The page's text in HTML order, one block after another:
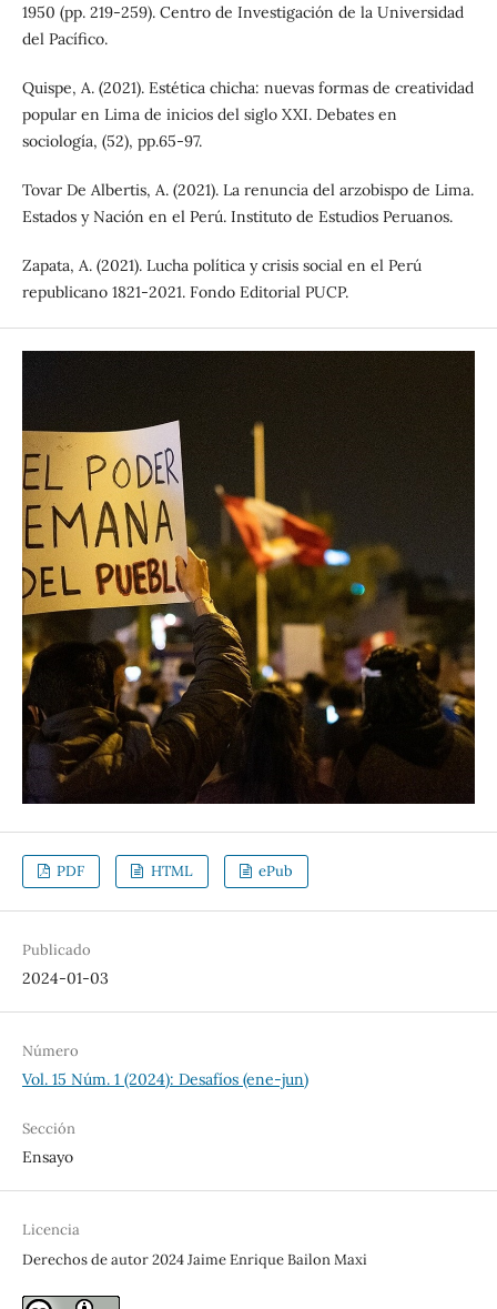
1950 (pp. 219-259). Centro de Investigación de la Universidad
del Pacífico.
Quispe, A. (2021). Estética chicha: nuevas formas de creatividad
popular en Lima de inicios del siglo XXI. Debates en
sociología, (52), pp.65-97.
Tovar De Albertis, A. (2021). La renuncia del arzobispo de Lima.
Estados y Nación en el Perú. Instituto de Estudios Peruanos.
Zapata, A. (2021). Lucha política y crisis social en el Perú
republicano 1821-2021. Fondo Editorial PUCP.
PDF HTML ePub
Publicado
2024-01-03
Número
Vol. 15 Núm. 1 (2024): Desafíos (ene-jun)
Sección
Ensayo
Licencia
Derechos de autor 2024 Jaime Enrique Bailon Maxi